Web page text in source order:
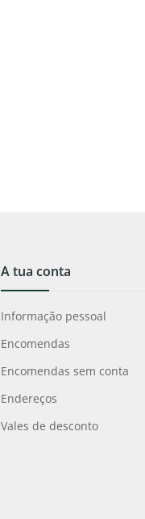
A tua conta
Informação pessoal
Encomendas
Encomendas sem conta
Endereços
Vales de desconto